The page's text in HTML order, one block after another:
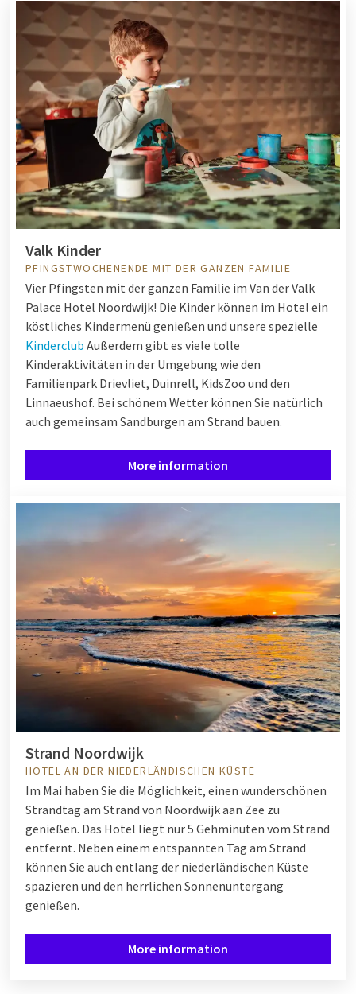
Valk Kinder
PFINGSTWOCHENENDE MIT DER GANZEN FAMILIE
Vier Pfingsten mit der ganzen Familie im Van der Valk
Palace Hotel Noordwijk! Die Kinder können im Hotel ein
köstliches Kindermenü genießen und unsere spezielle
Kinderclub Außerdem gibt es viele tolle
Kinderaktivitäten in der Umgebung wie den
Familienpark Drievliet, Duinrell, KidsZoo und den
Linnaeushof. Bei schönem Wetter können Sie natürlich
auch gemeinsam Sandburgen am Strand bauen.
More information
Strand Noordwijk
HOTEL AN DER NIEDERLÄNDISCHEN KÜSTE
Im Mai haben Sie die Möglichkeit, einen wunderschönen
Strandtag am Strand von Noordwijk aan Zee zu
genießen. Das Hotel liegt nur 5 Gehminuten vom Strand
entfernt. Neben einem entspannten Tag am Strand
können Sie auch entlang der niederländischen Küste
spazieren und den herrlichen Sonnenuntergang
genießen.
More information